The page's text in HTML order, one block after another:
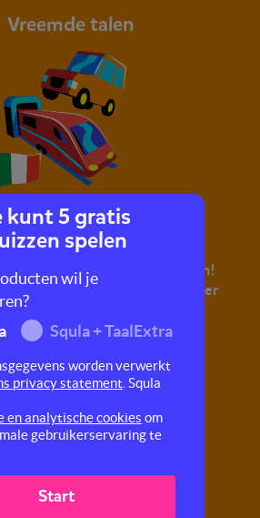
gratis demo van Squla.
Bestel nu
0 1
Vreemde talen
Goede reis!
je Italiaanse woorden en zinnen!
je onderweg kan zeggen en leer
vervoermiddelen.
kunt 5 gratis
spelen
wil je
Squla + TaalExtra
worden verwerkt
privacy statement . Squla
en analytische cookies om
gebruikerservaring te
Start